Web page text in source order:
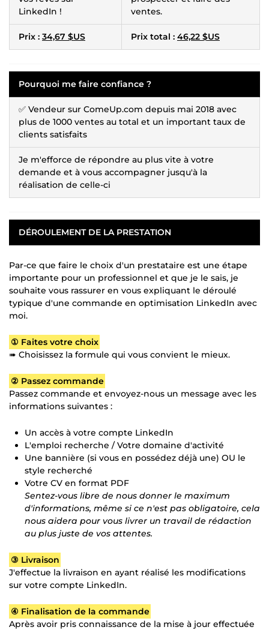
LinkedIn !
ventes.
Prix : 34,67 $US Prix total : 46,22 $US
Pourquoi me faire confiance ?
✅ Vendeur sur ComeUp.com depuis mai 2018 avec
plus de 1000 ventes au total et un important taux de
clients satisfaits
Je m'efforce de répondre au plus vite à votre
demande et à vous accompagner jusqu'à la
réalisation de celle-ci
DÉROULEMENT DE LA PRESTATION
Par-ce que faire le choix d'un prestataire est une étape
importante pour un professionnel et que je le sais, je
souhaite vous rassurer en vous expliquant le déroulé
typique d'une commande en optimisation LinkedIn avec
moi.
① Faites votre choix
➠ Choisissez la formule qui vous convient le mieux.
② Passez commande
Passez commande et envoyez-nous un message avec les
informations suivantes :
Un accès à votre compte LinkedIn
L'emploi recherche / Votre domaine d'activité
Une bannière (si vous en possédez déjà une) OU le
style recherché
Votre CV en format PDF
Sentez-vous libre de nous donner le maximum
d'informations, même si ce n'est pas obligatoire, cela
nous aidera pour vous livrer un travail de rédaction
au plus juste de vos attentes.
③ Livraison
J'effectue la livraison en ayant réalisé les modifications
sur votre compte LinkedIn.
④ Finalisation de la commande
Après avoir pris connaissance de la mise à jour effectuée